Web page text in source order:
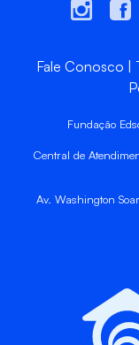
Fale Conosco
Fundação
Central de
Av. Washington